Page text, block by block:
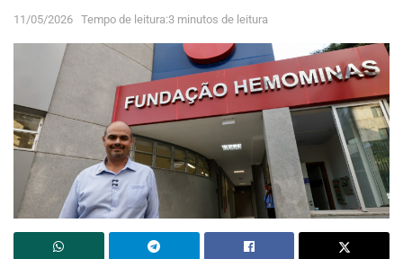
11/05/2026 Tempo de leitura:3 minutos de leitura